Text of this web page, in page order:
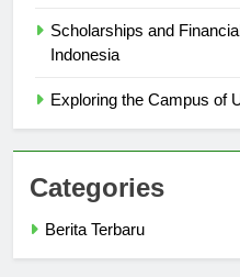
Scholarships and
Categories